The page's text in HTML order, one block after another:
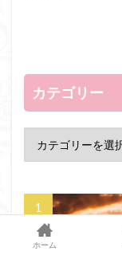
カテゴリー
ホーム